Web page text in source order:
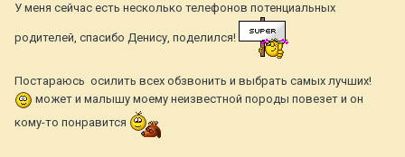
У меня сейчас есть несколько телефонов потенциальных
родителей, спасибо Денису, поделился!
Постараюсь осилить всех обзвонить и выбрать самых лучших!
может и малышу моему неизвестной породы повезет и он
кому-то понравится